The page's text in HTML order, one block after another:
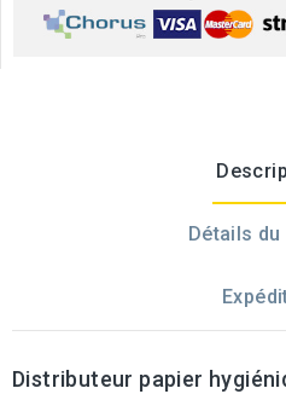
Détails
Distributeur papier